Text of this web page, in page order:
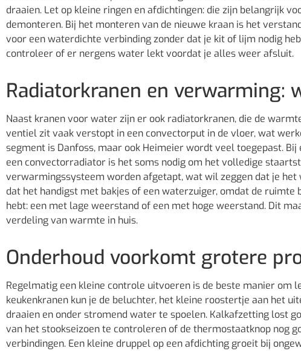
draaien. Let op kleine ringen en afdichtingen: die zijn belangrijk
demonteren. Bij het monteren van de nieuwe kraan is het
voor een waterdichte verbinding zonder dat je kit of lijm nodig
controleer of er nergens water lekt voordat je alles weer afsluit.
Radiatorkranen en verwarming:
Naast kranen voor water zijn er ook radiatorkranen, die de
ventiel zit vaak verstopt in een convectorput in de vloer, wat
segment is Danfoss, maar ook Heimeier wordt veel toegepast.
een convectorradiator is het soms nodig om het volledige
verwarmingssysteem worden afgetapt, wat wil zeggen dat je
dat het handigst met bakjes of een waterzuiger, omdat de
hebt: een met lage weerstand of een met hoge weerstand. Dit
verdeling van warmte in huis.
Onderhoud voorkomt grotere
Regelmatig een kleine controle uitvoeren is de beste manier om
keukenkranen kun je de beluchter, het kleine roostertje aan het
draaien en onder stromend water te spoelen. Kalkafzetting lost
van het stookseizoen te controleren of de thermostaatknop nog
verbindingen. Een kleine druppel op een afdichting groeit bij